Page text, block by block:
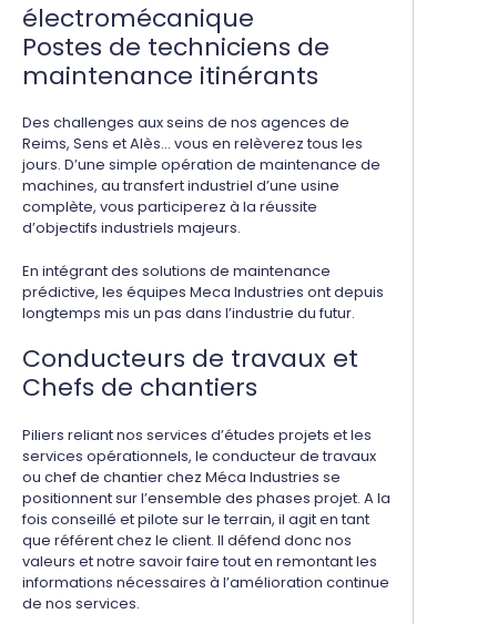
électromécanique
Postes de techniciens de
maintenance itinérants
Des challenges aux seins de nos agences de
Reims, Sens et Alès... vous en relèverez tous les
jours. D’une simple opération de maintenance de
machines, au transfert industriel d’une usine
complète, vous participerez à la réussite
d’objectifs industriels majeurs.
En intégrant des solutions de maintenance
prédictive, les équipes Meca Industries ont depuis
longtemps mis un pas dans l’industrie du futur.
Conducteurs de travaux et
Chefs de chantiers
Piliers reliant nos services d’études projets et les
services opérationnels, le conducteur de travaux
ou chef de chantier chez Méca Industries se
positionnent sur l’ensemble des phases projet. A la
fois conseillé et pilote sur le terrain, il agit en tant
que référent chez le client. Il défend donc nos
valeurs et notre savoir faire tout en remontant les
informations nécessaires à l’amélioration continue
de nos services.